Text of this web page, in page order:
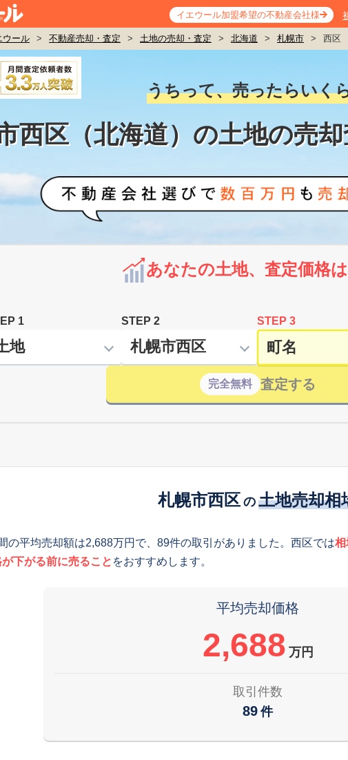
イエウール加盟希望の不動産会社様
ウール > 不動産売却・査定 > 土地の売却・査定 > 北海道 > 札幌市 > 西区
うちって、売ったらいく
西区（北海道）の土地の売
あなたの土地、査定価格
1 STEP 2 STEP 3
完全無料 査定する
札幌市西区 の 土地売却相
の平均売却額は2,688万円で、89件の取引がありました。西区では相
下がる前に売ること をおすすめします。
平均売却価格
2,688 万円
取引件数
89 件